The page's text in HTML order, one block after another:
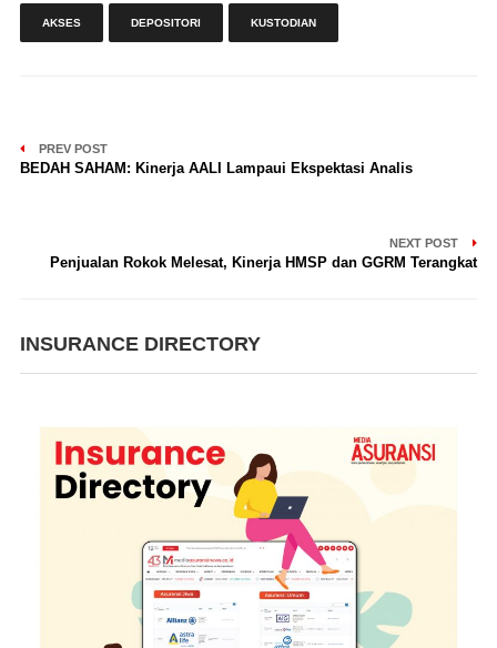
AKSES DEPOSITORI KUSTODIAN
PREV POST
BEDAH SAHAM: Kinerja AALI Lampaui Ekspektasi Analis
NEXT POST
Penjualan Rokok Melesat, Kinerja HMSP dan GGRM Terangkat
INSURANCE DIRECTORY